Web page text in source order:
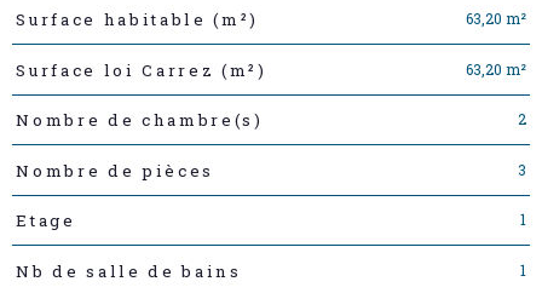
Surface habitable (m²) 63,20 m²
Surface loi Carrez (m²) 63,20 m²
Nombre de chambre(s) 2
Nombre de pièces 3
Etage 1
Nb de salle de bains 1